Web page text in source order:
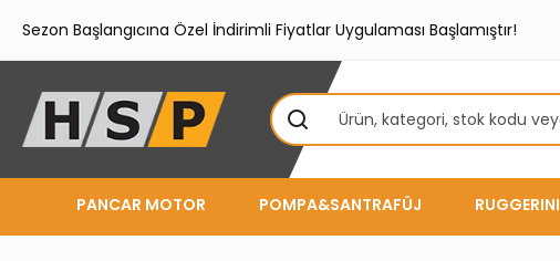
Sezon Başlangıcına Özel İndirimli Fiyatlar Uygulaması Başlamıştır!
PANCAR MOTOR POMPA&SANTRAFÜJ RUGGERINI